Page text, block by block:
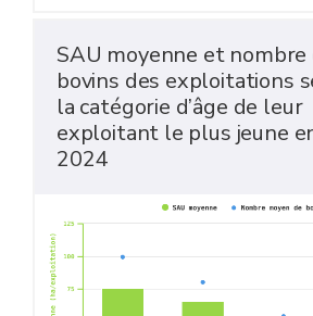
SAU moyenne et nombre
bovins des exploitations
la catégorie d’âge de leur
exploitant le plus jeune
2024